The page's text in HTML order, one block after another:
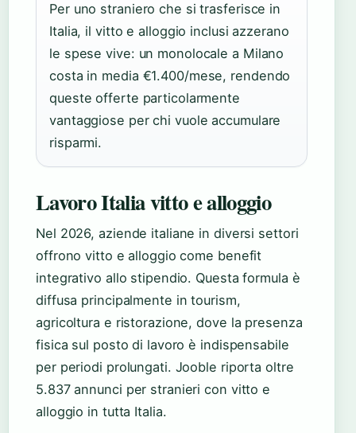
Per uno straniero che si trasferisce in
Italia, il vitto e alloggio inclusi azzerano
le spese vive: un monolocale a Milano
costa in media €1.400/mese, rendendo
queste offerte particolarmente
vantaggiose per chi vuole accumulare
risparmi.
Lavoro Italia vitto e alloggio
Nel 2026, aziende italiane in diversi settori
offrono vitto e alloggio come benefit
integrativo allo stipendio. Questa formula è
diffusa principalmente in tourism,
agricoltura e ristorazione, dove la presenza
fisica sul posto di lavoro è indispensabile
per periodi prolungati. Jooble riporta oltre
5.837 annunci per stranieri con vitto e
alloggio in tutta Italia.